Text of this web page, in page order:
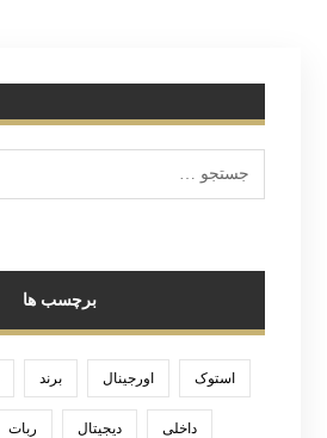
برچسب ها
استوک اورجینال برند
داخلی دیجیتال ربات